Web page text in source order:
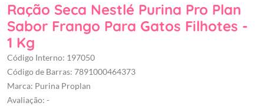
Ração Seca Nestlé Purina Pro Plan
Sabor Frango Para Gatos Filhotes -
1 Kg
Código Interno: 197050
Código de Barras: 7891000464373
Marca: Purina Proplan
Avaliação: -